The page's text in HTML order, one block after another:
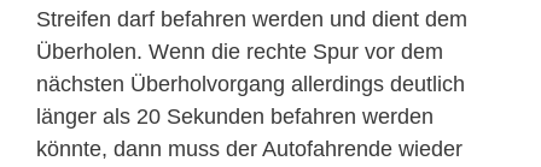
Streifen darf befahren werden und dient dem
Überholen. Wenn die rechte Spur vor dem
nächsten Überholvorgang allerdings deutlich
länger als 20 Sekunden befahren werden
könnte, dann muss der Autofahrende wieder